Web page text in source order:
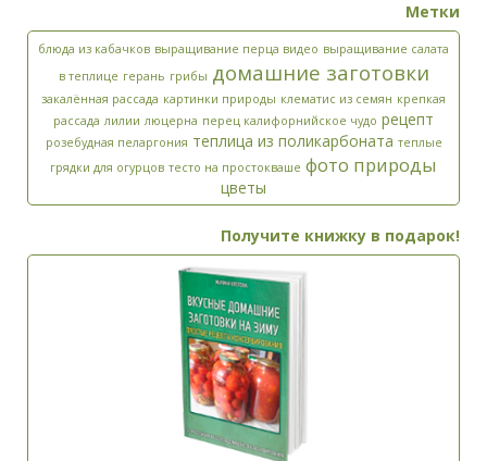
Метки
блюда из кабачков выращивание перца видео выращивание салата
в теплице герань грибы домашние заготовки
закалённая рассада картинки природы клематис из семян крепкая
рассада лилии люцерна перец калифорнийское чудо рецепт
розебудная пеларгония теплица из поликарбоната теплые
грядки для огурцов тесто на простокваше фото природы
цветы
Получите книжку в подарок!